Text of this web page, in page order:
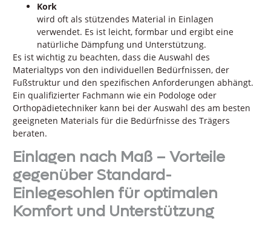
Kork
wird oft als stützendes Material in Einlagen
verwendet. Es ist leicht, formbar und ergibt eine
natürliche Dämpfung und Unterstützung.
Es ist wichtig zu beachten, dass die Auswahl des
Materialtyps von den individuellen Bedürfnissen, der
Fußstruktur und den spezifischen Anforderungen abhängt.
Ein qualifizierter Fachmann wie ein Podologe oder
Orthopädietechniker kann bei der Auswahl des am besten
geeigneten Materials für die Bedürfnisse des Trägers
beraten.
Einlagen nach Maß – Vorteile
gegenüber Standard-
Einlegesohlen für optimalen
Komfort und Unterstützung